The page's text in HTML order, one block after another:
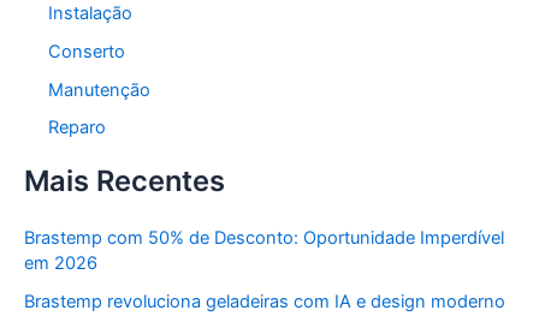
Instalação
Conserto
Manutenção
Reparo
Mais Recentes
Brastemp com 50% de Desconto: Oportunidade Imperdível
em 2026
Brastemp revoluciona geladeiras com IA e design moderno